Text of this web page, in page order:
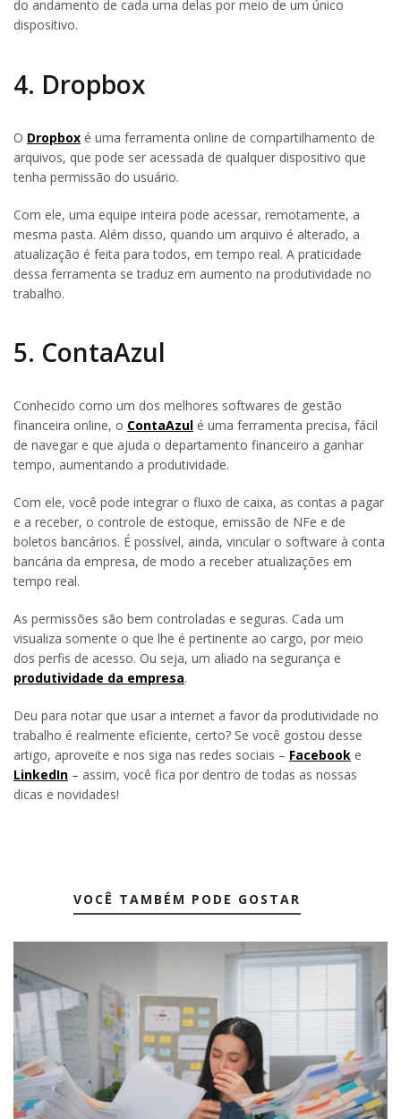
do andamento de cada uma delas por meio de um único
dispositivo.
4. Dropbox
O Dropbox é uma ferramenta online de compartilhamento de
arquivos, que pode ser acessada de qualquer dispositivo que
tenha permissão do usuário.
Com ele, uma equipe inteira pode acessar, remotamente, a
mesma pasta. Além disso, quando um arquivo é alterado, a
atualização é feita para todos, em tempo real. A praticidade
dessa ferramenta se traduz em aumento na produtividade no
trabalho.
5. ContaAzul
Conhecido como um dos melhores softwares de gestão
financeira online, o ContaAzul é uma ferramenta precisa, fácil
de navegar e que ajuda o departamento financeiro a ganhar
tempo, aumentando a produtividade.
Com ele, você pode integrar o fluxo de caixa, as contas a pagar
e a receber, o controle de estoque, emissão de NFe e de
boletos bancários. É possível, ainda, vincular o software à conta
bancária da empresa, de modo a receber atualizações em
tempo real.
As permissões são bem controladas e seguras. Cada um
visualiza somente o que lhe é pertinente ao cargo, por meio
dos perfis de acesso. Ou seja, um aliado na segurança e
produtividade da empresa.
Deu para notar que usar a internet a favor da produtividade no
trabalho é realmente eficiente, certo? Se você gostou desse
artigo, aproveite e nos siga nas redes sociais – Facebook e
LinkedIn – assim, você fica por dentro de todas as nossas
dicas e novidades!
VOCÊ TAMBÉM PODE GOSTAR